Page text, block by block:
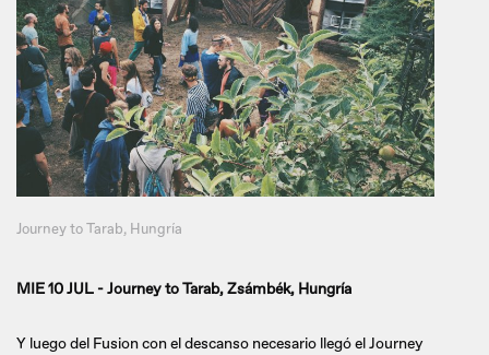
Journey to Tarab, Hungría
MIE 10 JUL - Journey to Tarab, Zsámbék, Hungría
Y luego del Fusion con el descanso necesario llegó el Journey